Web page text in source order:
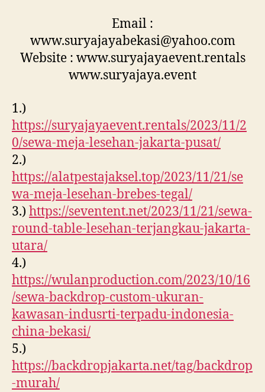
Email :
www.suryajayabekasi@yahoo.com
Website : www.suryajayaevent.rentals
www.suryajaya.event
1.)
https://suryajayaevent.rentals/2023/11/2
0/sewa-meja-lesehan-jakarta-pusat/
2.)
https://alatpestajaksel.top/2023/11/21/se
wa-meja-lesehan-brebes-tegal/
3.) https://seventent.net/2023/11/21/sewa-
round-table-lesehan-terjangkau-jakarta-
utara/
4.)
https://wulanproduction.com/2023/10/16
/sewa-backdrop-custom-ukuran-
kawasan-indusrti-terpadu-indonesia-
china-bekasi/
5.)
https://backdropjakarta.net/tag/backdrop
-murah/